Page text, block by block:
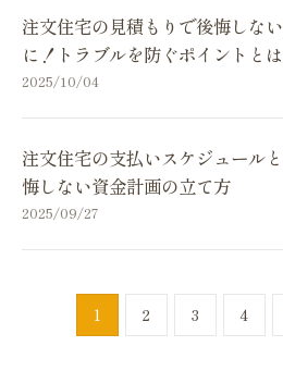
注文住宅の見積もりで後悔しな
に！トラブルを防ぐポイントとは
2025/10/04
注文住宅の支払いスケジュール
悔しない資金計画の立て方
2025/09/27
1 2 3 4